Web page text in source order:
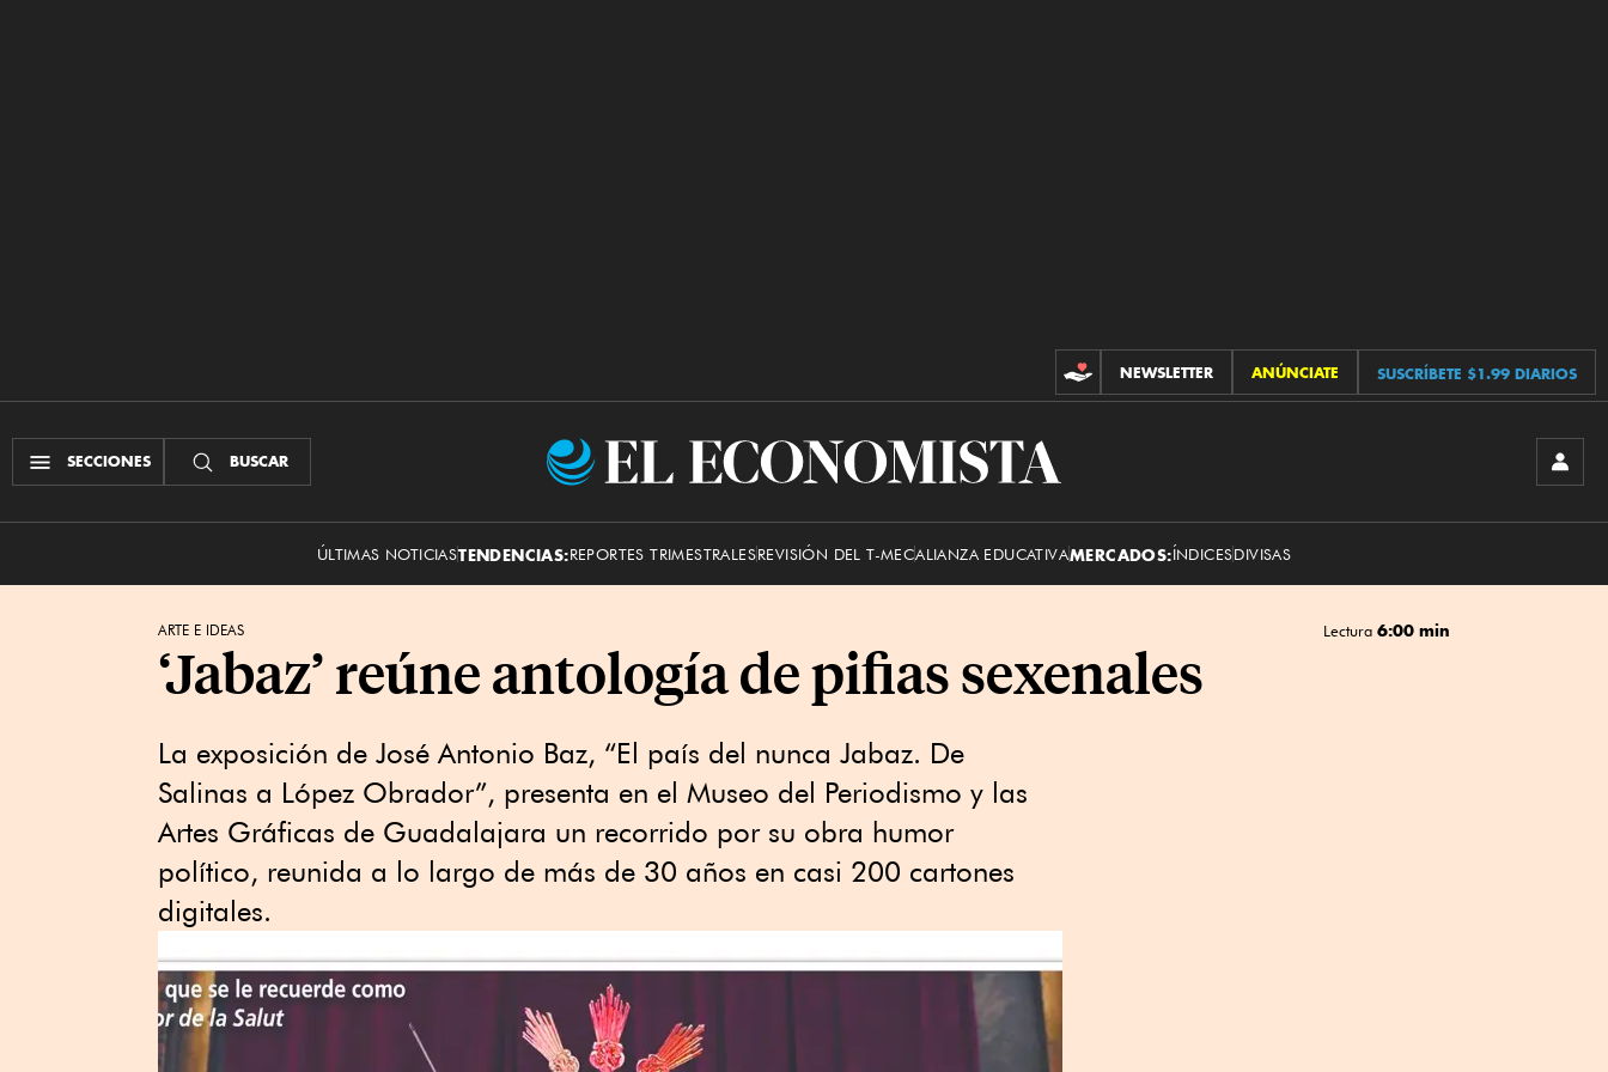
CONTRIBUCIONES
NEWSLETTER ANÚNCIATE SUSCRÍBETE $1.99 DIARIOS
SECCIONES BUSCAR
El
ÚLTIMAS NOTICIASTENDENCIAS:REPORTES TRIMESTRALESREVISIÓN DEL T-MECALIANZA EDUCATIVAMERCADOS:ÍNDICESDIVISAS
ARTE E IDEAS Lectura 6:00 min
‘Jabaz’ reúne antología de pifias sexenales
La exposición de José Antonio Baz, “El país del nunca Jabaz. De
Salinas a López Obrador”, presenta en el Museo del Periodismo y las
Artes Gráficas de Guadalajara un recorrido por su obra humor
político, reunida a lo largo de más de 30 años en casi 200 cartones
digitales.